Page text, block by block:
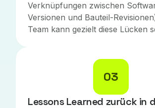
Verknüpfungen zwischen
Versionen und Bauteil-
Team kann gezielt diese Lücken
03
Lessons Learned zurück in